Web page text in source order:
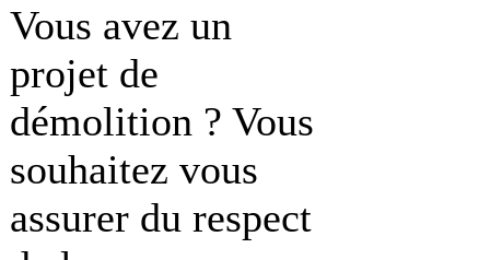
Vous avez un
projet de
démolition ? Vous
souhaitez vous
assurer du respect